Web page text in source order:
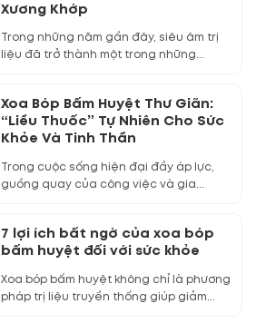
Xương Khớp
Trong những năm gần đây, siêu âm trị
liệu đã trở thành một trong những...
Xoa Bóp Bấm Huyệt Thư Giãn:
“Liều Thuốc” Tự Nhiên Cho Sức
Khỏe Và Tinh Thần
Trong cuộc sống hiện đại đầy áp lực,
guồng quay của công việc và gia...
7 lợi ích bất ngờ của xoa bóp
bấm huyệt đối với sức khỏe
Xoa bóp bấm huyệt không chỉ là phương
pháp trị liệu truyền thống giúp giảm...